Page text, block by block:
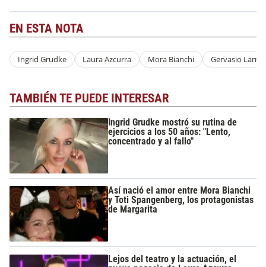
EN ESTA NOTA
Ingrid Grudke Laura Azcurra Mora Bianchi Gervasio
TAMBIÉN TE PUEDE INTERESAR
Ingrid Grudke mostró su rutina de
ejercicios a los 50 años: "Lento,
concentrado y al fallo"
Así nació el amor entre Mora Bianchi
y Toti Spangenberg, los protagonistas
de Margarita
Lejos del teatro y la actuación, el